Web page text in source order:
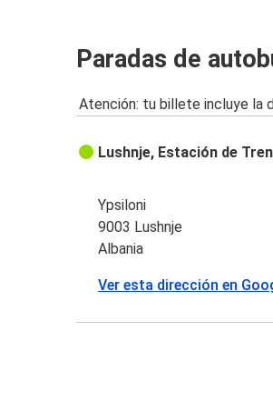
Paradas de
Atención: tu billete incluye la
Lushnje, Estación de Tren
Ypsiloni
9003 Lushnje
Albania
Ver esta dirección en